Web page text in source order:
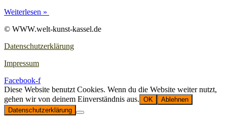
Weiterlesen »
© WWW.welt-kunst-kassel.de
Datenschutzerklärung
Impressum
Facebook-f
Diese Website benutzt Cookies. Wenn du die Website weiter nutzt,
gehen wir von deinem Einverständnis aus. OK
Ablehnen
Datenschutzerklärung